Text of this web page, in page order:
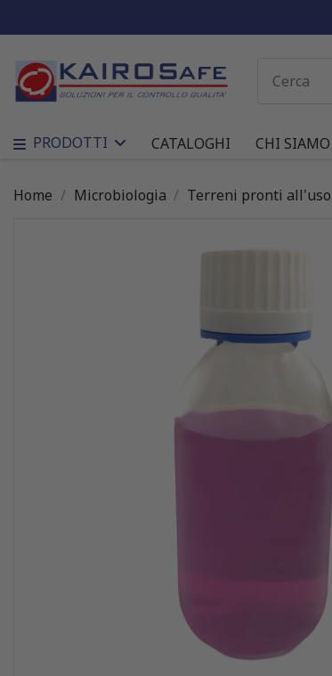
PRODOTTI CATALOGHI CHI SIAMO
Home Microbiologia Terreni pronti